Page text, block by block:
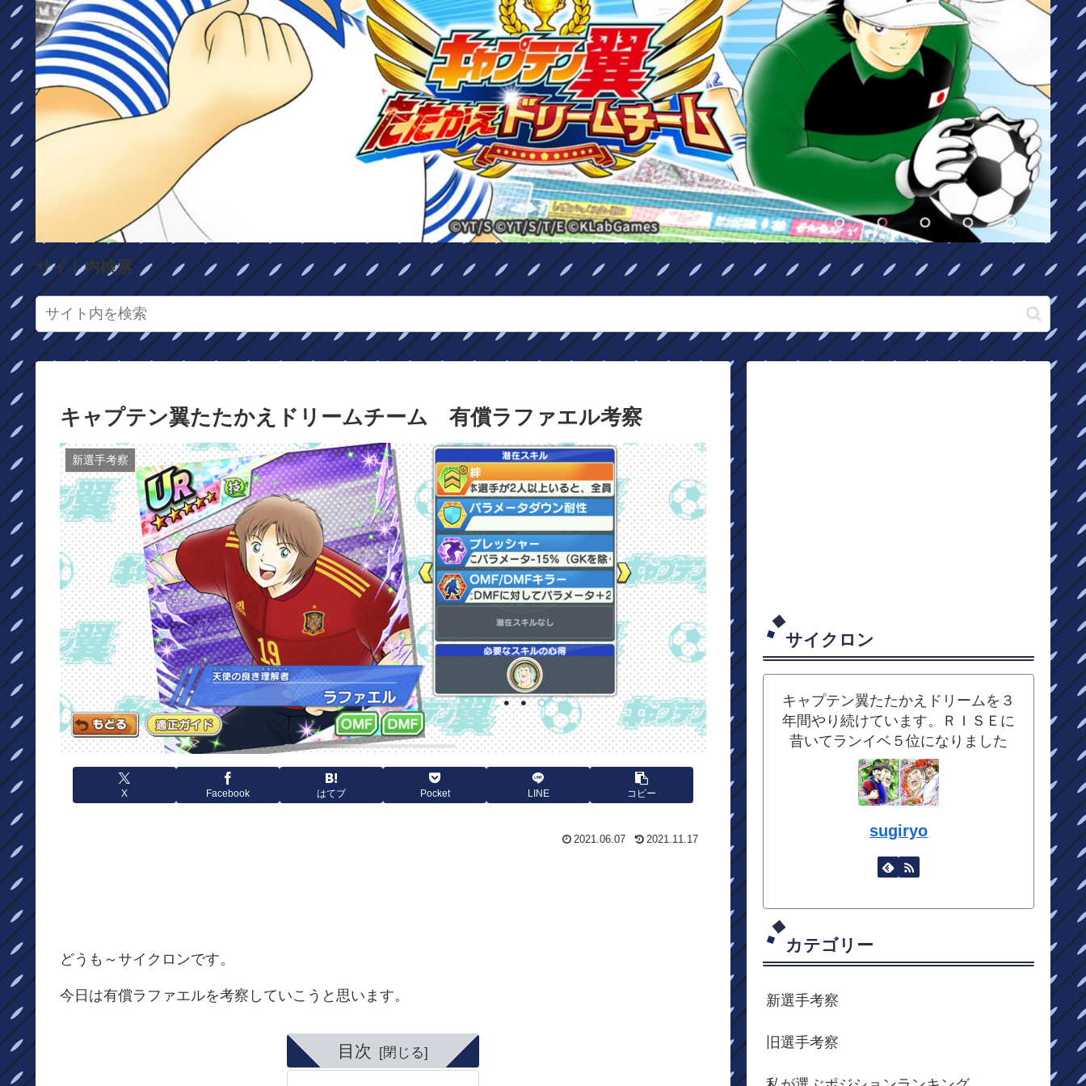
サイト内検索
キャプテン翼たたかえドリームチーム 有償ラファエル考察
新選手考察
X Facebook はてブ Pocket LINE コピー
2021.06.07 2021.11.17
どうも～サイクロンです。
今日は有償ラファエルを考察していこうと思います。
目次
サイクロン
キャプテン翼たたかえドリームを３
年間やり続けています。ＲＩＳＥに
昔いてランイベ５位になりました
sugiryo
カテゴリー
新選手考察
旧選手考察